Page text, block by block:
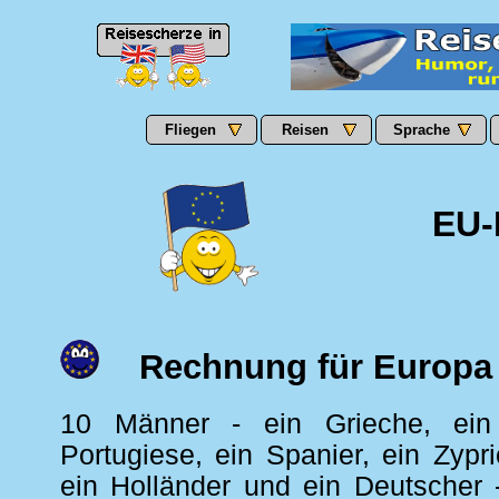
Fliegen Reisen Sprache
Rechnung für Europa
10 Männer - ein Grieche,
Portugiese, ein Spanier, ein
ein Holländer und ein